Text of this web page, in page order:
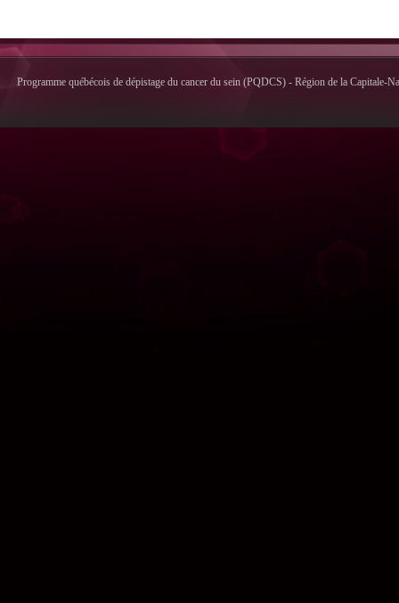
Programme québécois de dépistage du cancer du sein (PQDCS) - Région de la Capitale-